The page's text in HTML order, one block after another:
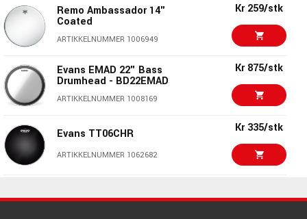
Evans B13G1 Kr 285/stk
Evans B14G2 Kr 310/stk
Evans B10G1 Kr 265/stk
Remo Ambassador 14"
Coated
ARTIKKELNUMMER 1006949
Kr 259/stk
Evans EMAD 22" Bass
Drumhead - BD22EMAD
ARTIKKELNUMMER 1008169
Kr 875/stk
Evans TT06CHR
ARTIKKELNUMMER 1062682
Kr 335/stk
Bongo Head LC300